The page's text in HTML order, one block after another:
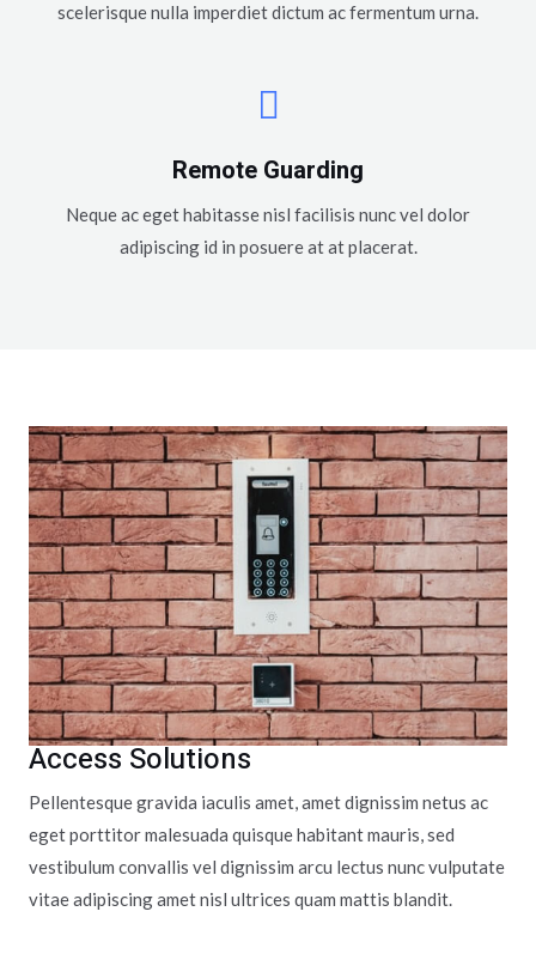
scelerisque nulla imperdiet dictum ac fermentum urna.
Remote Guarding
Neque ac eget habitasse nisl facilisis nunc vel dolor
adipiscing id in posuere at at placerat.
Access Solutions
Pellentesque gravida iaculis amet, amet dignissim netus ac
eget porttitor malesuada quisque habitant mauris, sed
vestibulum convallis vel dignissim arcu lectus nunc vulputate
vitae adipiscing amet nisl ultrices quam mattis blandit.